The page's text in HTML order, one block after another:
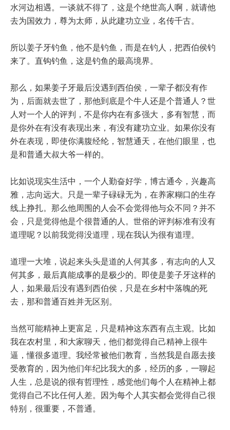
水河边相遇。一谈就不得了，这是个绝世高人啊，就请他
去为国效力，尊为太师，从此建功立业，名传千古。
所以姜子牙钓鱼，他不是钓鱼，而是在钓人，把西伯侯钓
来了。直钩钓鱼，这是钓鱼的最高境界。
那么，如果姜子牙最后没遇到西伯侯，一辈子都没有作
为，后面就去世了，那他到底是个牛人还是个普通人？世
人对一个人的评判，不是你内在有多强大，多有智慧，而
是你外在有没有表现出来，有没有建功立业。如果你没有
外在表现，即使你满腹经纶，智慧通天，在他们眼里，也
是和普通大叔大爷一样的。
比如说现实生活中，一个人勤奋好学，博古通今，兴趣高
雅，志向远大。只是一辈子碌碌无为，在养家糊口的生存
线上挣扎。那么他周围的人会不会觉得他与众不同？并不
会，只是觉得他是个很普通的人。世俗的评判标准有没有
道理呢？以前我觉得没道理，现在我认为很有道理。
道理一大堆，说起来头头是道的人何其多，有志向的人又
何其多，最后真能成事的是极少的。即使是姜子牙这样的
人，如果最后没有遇到西伯侯，只是在乡村中落魄的死
去，那和普通百姓并无区别。
当然可能精神上更富足，只是精神这东西有点主观。比如
我在农村里，和大家聊天，他们都觉得自己精神上很牛
逼，懂很多道理。我经常被他们教育，当然我是自愿去接
受教育的，因为他们年纪比我大的多，经历的多，一聊起
人生，总是说的很有哲理性，感觉他们每个人在精神上都
觉得自己不比任何人差。因为每个人其实都会觉得自己很
特别，很重要，不普通。